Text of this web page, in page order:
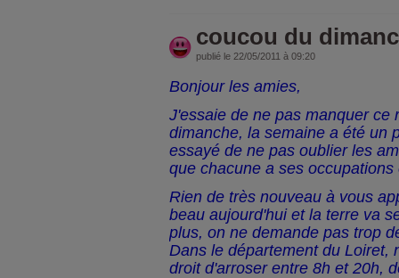
coucou du
publié le 22/05/2011 à 09:20
Bonjour les amies,
J'essaie de ne pas manquer ce
dimanche, la semaine a été un
essayé de ne pas oublier les
que chacune a ses
Rien de très nouveau à vous
beau aujourd'hui et la terre va
plus, on ne demande pas trop
Dans le département du Loiret,
droit d'arroser entre 8h et 20h,